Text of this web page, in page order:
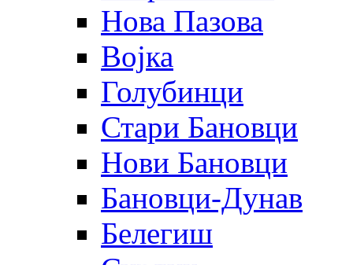
Нова Пазова
Војка
Голубинци
Стари Бановци
Нови Бановци
Бановци-Дунав
Белегиш